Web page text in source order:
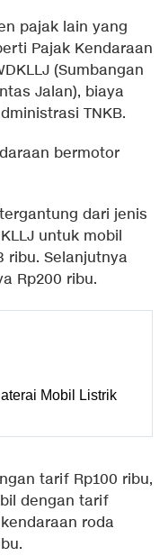
pajak lain yang
Pajak Kendaraan
(Sumbangan
Jalan), biaya
TNKB.
bermotor
dari jenis
untuk mobil
ribu. Selanjutnya
Rp200 ribu.
Mobil Listrik
tarif Rp100 ribu,
dengan tarif
roda